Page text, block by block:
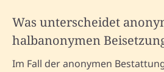
Was unterscheidet
halbanonymen
Im Fall der anonymen